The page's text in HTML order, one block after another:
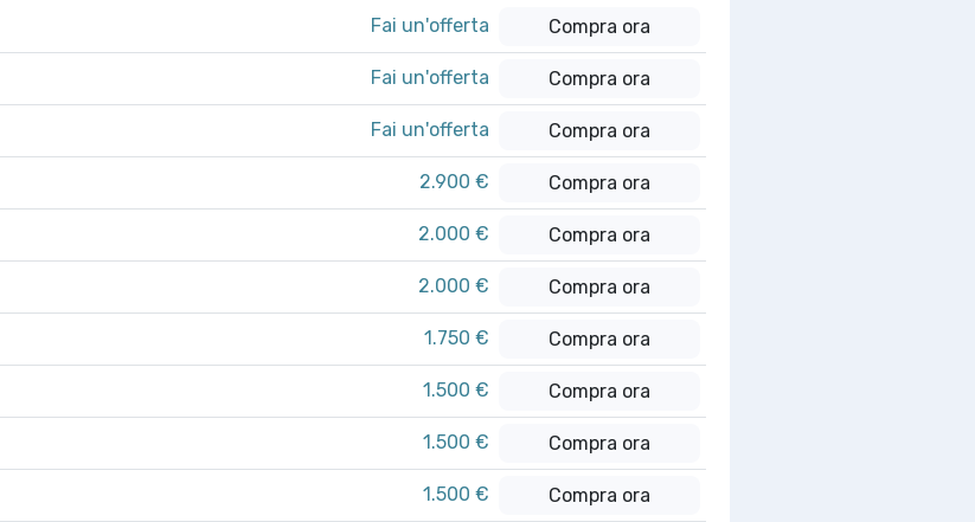
Fai un'offerta Compra ora
Fai un'offerta Compra ora
Fai un'offerta Compra ora
2.900 € Compra ora
2.000 € Compra ora
2.000 € Compra ora
1.750 € Compra ora
1.500 € Compra ora
1.500 € Compra ora
1.500 € Compra ora